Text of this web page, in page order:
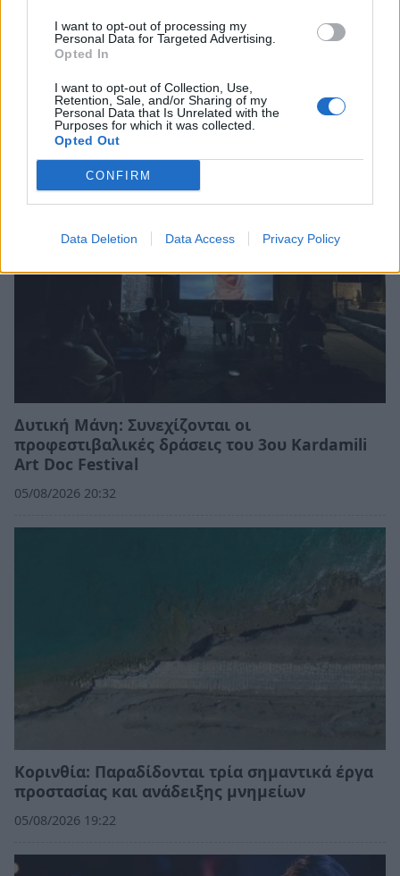
I want to opt-out of processing my
Personal Data for Targeted Advertising.
Opted In
I want to opt-out of Collection, Use,
Retention, Sale, and/or Sharing of my
Personal Data that Is Unrelated with the
Purposes for which it was collected.
Opted Out
CONFIRM
Data Deletion Data Access Privacy Policy
Σχετικά Άρθρα
Δυτική Μάνη: Συνεχίζονται οι
προφεστιβαλικές δράσεις του 3ου Kardamili
Art Doc Festival
05/08/2026 20:32
Κορινθία: Παραδίδονται τρία σημαντικά έργα
προστασίας και ανάδειξης μνημείων
05/08/2026 19:22